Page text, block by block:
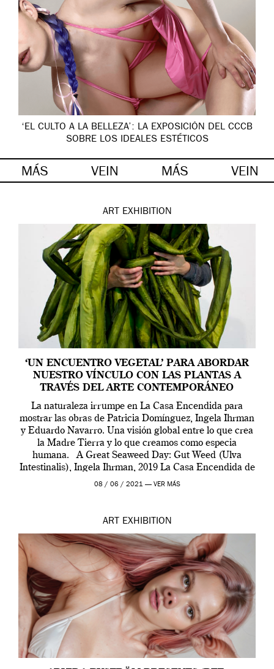
‘EL CULTO A LA BELLEZA’: LA EXPOSICIÓN DEL CCCB
SOBRE LOS IDEALES ESTÉTICOS
MÁS VEIN MÁS VEIN
ART EXHIBITION
‘UN ENCUENTRO VEGETAL’ PARA ABORDAR
NUESTRO VÍNCULO CON LAS PLANTAS A
TRAVÉS DEL ARTE CONTEMPORÁNEO
La naturaleza irrumpe en La Casa Encendida para
mostrar las obras de Patricia Domínguez, Ingela Ihrman
y Eduardo Navarro. Una visión global entre lo que crea
la Madre Tierra y lo que creamos como especia
humana. A Great Seaweed Day: Gut Weed (Ulva
Intestinalis), Ingela Ihrman, 2019 La Casa Encendida de
Madrid y la Wellcome […]
08 / 06 / 2021 — VER MÁS
ART EXHIBITION